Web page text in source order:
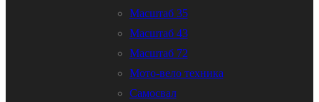
Масштаб 35
Масштаб 43
Масштаб 72
Мото-вело техника
Самосвал